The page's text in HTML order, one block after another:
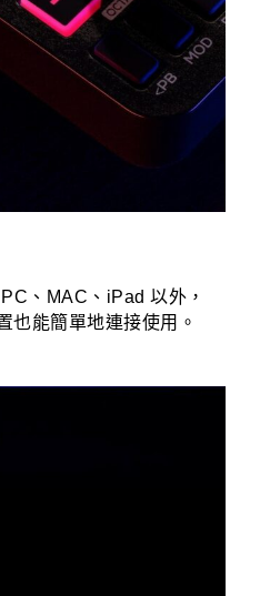
、MAC、iPad 以外，
也能簡單地連接使用。